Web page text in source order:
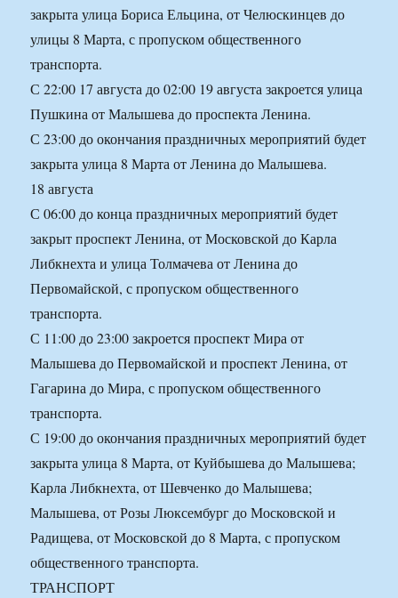
закрыта улица Бориса Ельцина, от Челюскинцев до
улицы 8 Марта, с пропуском общественного
транспорта.
С 22:00 17 августа до 02:00 19 августа закроется улица
Пушкина от Малышева до проспекта Ленина.
С 23:00 до окончания праздничных мероприятий будет
закрыта улица 8 Марта от Ленина до Малышева.
18 августа
С 06:00 до конца праздничных мероприятий будет
закрыт проспект Ленина, от Московской до Карла
Либкнехта и улица Толмачева от Ленина до
Первомайской, с пропуском общественного
транспорта.
С 11:00 до 23:00 закроется проспект Мира от
Малышева до Первомайской и проспект Ленина, от
Гагарина до Мира, с пропуском общественного
транспорта.
С 19:00 до окончания праздничных мероприятий будет
закрыта улица 8 Марта, от Куйбышева до Малышева;
Карла Либкнехта, от Шевченко до Малышева;
Малышева, от Розы Люксембург до Московской и
Радищева, от Московской до 8 Марта, с пропуском
общественного транспорта.
ТРАНСПОРТ